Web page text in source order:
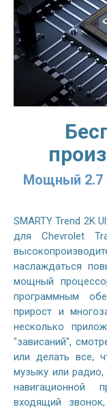
Мощный 2.7
SMARTY Trend 2K
для Chevrolet
наслаждаться
мощный
программным
прирост и
несколько
"зависаний",
или делать все,
музыку или
навигационной
входящий